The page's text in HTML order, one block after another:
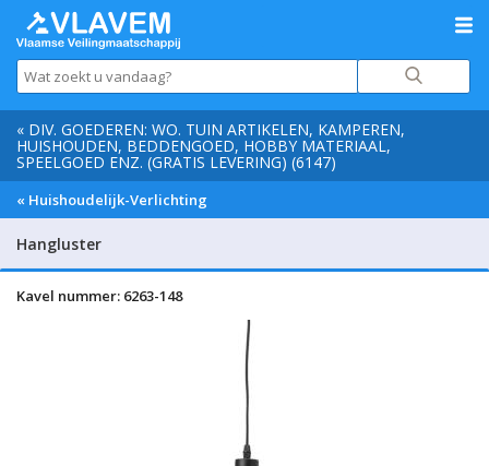
« DIV. GOEDEREN: WO. TUIN ARTIKELEN, KAMPEREN,
HUISHOUDEN, BEDDENGOED, HOBBY MATERIAAL,
SPEELGOED ENZ. (GRATIS LEVERING) (6147)
« Huishoudelijk-Verlichting
Hangluster
Kavel nummer: 6263-148